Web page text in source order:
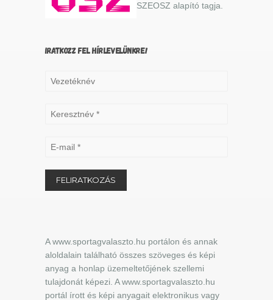
SZEOSZ alapító tagja.
IRATKOZZ FEL HÍRLEVELÜNKRE!
A www.sportagvalaszto.hu portálon és annak
aloldalain található összes szöveges és képi
anyag a honlap üzemeltetőjének szellemi
tulajdonát képezi. A www.sportagvalaszto.hu
portál írott és képi anyagait elektronikus vagy